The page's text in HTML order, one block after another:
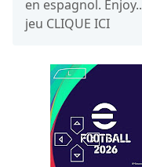
en espagnol.
jeu CLIQUE ICI